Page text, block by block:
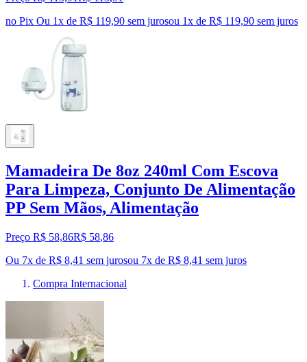
no Pix Ou 1x de R$ 119,90 sem jurosou 1x de R$ 119,90 sem juros
Mamadeira De 8oz 240ml Com Escova
Para Limpeza, Conjunto De Alimentação
PP Sem Mãos, Alimentação
Preço R$ 58,86R$ 58,86
Ou 7x de R$ 8,41 sem jurosou 7x de R$ 8,41 sem juros
Compra Internacional